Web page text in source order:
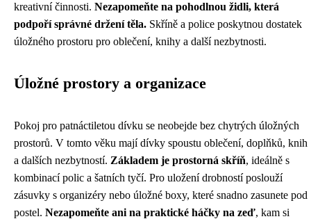
kreativní činnosti. Nezapomeňte na pohodlnou židli, která
podpoří správné držení těla. Skříně a police poskytnou dostatek
úložného prostoru pro oblečení, knihy a další nezbytnosti.
Úložné prostory a organizace
Pokoj pro patnáctiletou dívku se neobejde bez chytrých úložných
prostorů. V tomto věku mají dívky spoustu oblečení, doplňků, knih
a dalších nezbytností. Základem je prostorná skříň, ideálně s
kombinací polic a šatních tyčí. Pro uložení drobností poslouží
zásuvky s organizéry nebo úložné boxy, které snadno zasunete pod
postel. Nezapomeňte ani na praktické háčky na zeď, kam si